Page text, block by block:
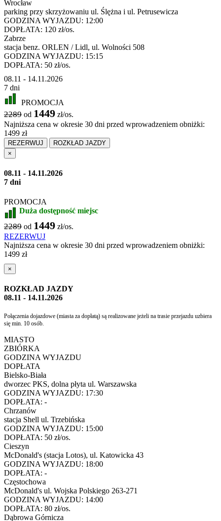
Wrocław
parking przy skrzyżowaniu ul. Ślężna i ul. Petrusewicza
GODZINA WYJAZDU: 12:00
DOPŁATA: 120 zł/os.
Zabrze
stacja benz. ORLEN / Lidl, ul. Wolności 508
GODZINA WYJAZDU: 15:15
DOPŁATA: 50 zł/os.
08.11 - 14.11.2026
7 dni
PROMOCJA
2289 od 1449 zł/os.
Najniższa cena w okresie 30 dni przed wprowadzeniem obniżki:
1499 zł
REZERWUJ
ROZKŁAD JAZDY
×
08.11 - 14.11.2026
7 dni
PROMOCJA
Duża dostępność miejsc
2289 od 1449 zł/os.
REZERWUJ
Najniższa cena w okresie 30 dni przed wprowadzeniem obniżki:
1499 zł
×
ROZKŁAD JAZDY
08.11 - 14.11.2026
Połączenia dojazdowe (miasta za dopłatą) są realizowane jeżeli na trasie przejazdu uzbiera
się min. 10 osób.
MIASTO
ZBIÓRKA
GODZINA WYJAZDU
DOPŁATA
Bielsko-Biała
dworzec PKS, dolna płyta ul. Warszawska
GODZINA WYJAZDU: 17:30
DOPŁATA: -
Chrzanów
stacja Shell ul. Trzebińska
GODZINA WYJAZDU: 15:00
DOPŁATA: 50 zł/os.
Cieszyn
McDonald's (stacja Lotos), ul. Katowicka 43
GODZINA WYJAZDU: 18:00
DOPŁATA: -
Częstochowa
McDonald's ul. Wojska Polskiego 263-271
GODZINA WYJAZDU: 14:00
DOPŁATA: 80 zł/os.
Dąbrowa Górnicza